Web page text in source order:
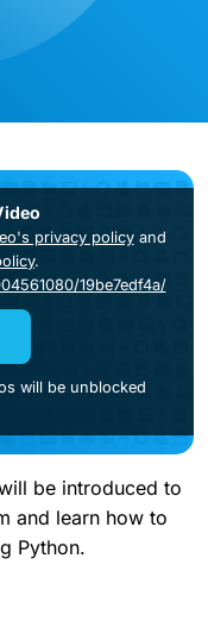
privacy policyand
.
19be7edf4a/
will be unblocked
be introduced to
and learn how to
Python.